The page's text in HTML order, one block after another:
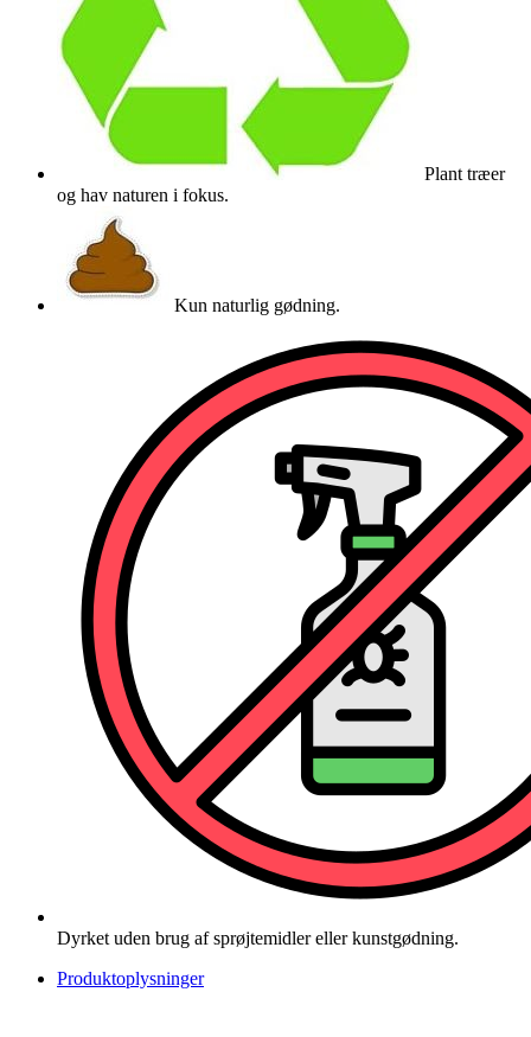
Plant træer
og hav naturen i fokus.
Kun naturlig gødning.
Dyrket uden brug af sprøjtemidler eller kunstgødning.
Produktoplysninger